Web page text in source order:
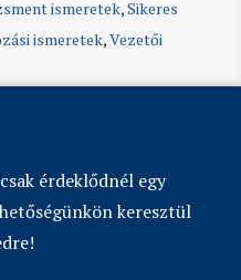
ismeretek,Sikeres
ismeretek,Vezetői
érdeklődnél egy
keresztül